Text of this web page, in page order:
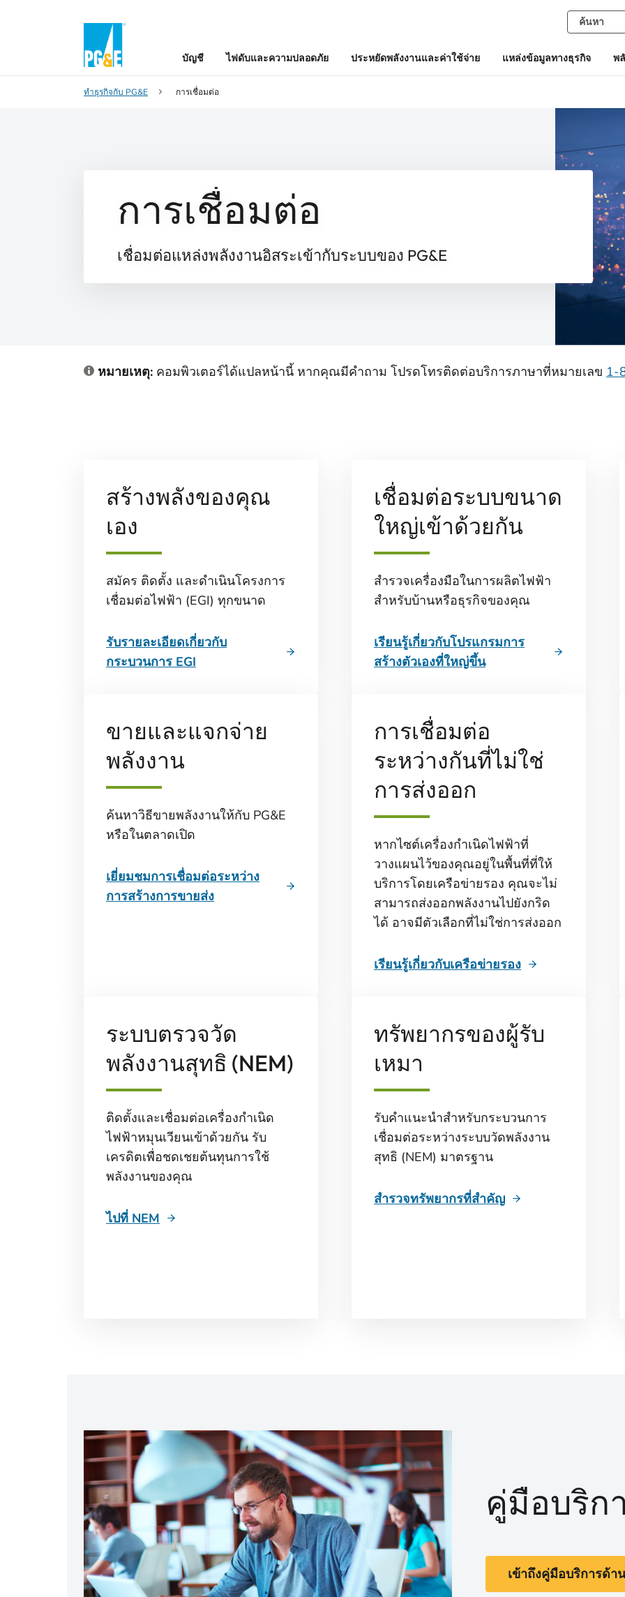
บัญชี ไฟดับและความปลอดภัย ประหยัดพลังงานและค่าใช้จ่าย แหล่งข้อมูลทางธุรกิจ พ
ทำธุรกิจกับ PG&E การเชื่อมต่อ
การเชื่อมต่อ
เชื่อมต่อแหล่งพลังงานอิสระเข้ากับระบบของ PG&E
หมายเหตุ: คอมพิวเตอร์ได้แปลหน้านี้ หากคุณมีคําถาม โปรดโทรติดต่อบริการภาษาที่หมายเลข 1-
สร้างพลังของคุณ
เอง
สมัคร ติดตั้ง และดําเนินโครงการ
เชื่อมต่อไฟฟ้า (EGI) ทุกขนาด
รับรายละเอียดเกี่ยวกับ
กระบวนการ EGI
เชื่อมต่อระบบขนาด
ใหญ่เข้าด้วยกัน
สํารวจเครื่องมือในการผลิตไฟฟ้า
สําหรับบ้านหรือธุรกิจของคุณ
เรียนรู้เกี่ยวกับโปรแกรมการ
สร้างตัวเองที่ใหญ่ขึ้น
ขายและแจกจ่าย
พลังงาน
ค้นหาวิธีขายพลังงานให้กับ PG&E
หรือในตลาดเปิด
เยี่ยมชมการเชื่อมต่อระหว่าง
การสร้างการขายส่ง
การเชื่อมต่อ
ระหว่างกันที่ไม่ใช่
การส่งออก
หากไซต์เครื่องกําเนิดไฟฟ้าที่
วางแผนไว้ของคุณอยู่ในพื้นที่ที่ให้
บริการโดยเครือข่ายรอง คุณจะไม่
สามารถส่งออกพลังงานไปยังกริด
ได้ อาจมีตัวเลือกที่ไม่ใช่การส่งออก
เรียนรู้เกี่ยวกับเครือข่ายรอง
ระบบตรวจวัด
พลังงานสุทธิ (NEM)
ติดตั้งและเชื่อมต่อเครื่องกําเนิด
ไฟฟ้าหมุนเวียนเข้าด้วยกัน รับ
เครดิตเพื่อชดเชยต้นทุนการใช้
พลังงานของคุณ
ไปที่ NEM
ทรัพยากรของผู้รับ
เหมา
รับคําแนะนําสําหรับกระบวนการ
เชื่อมต่อระหว่างระบบวัดพลังงาน
สุทธิ (NEM) มาตรฐาน
สํารวจทรัพยากรที่สําคัญ
คู่มือบริก
เข้าถึงคู่มือบริการด้า